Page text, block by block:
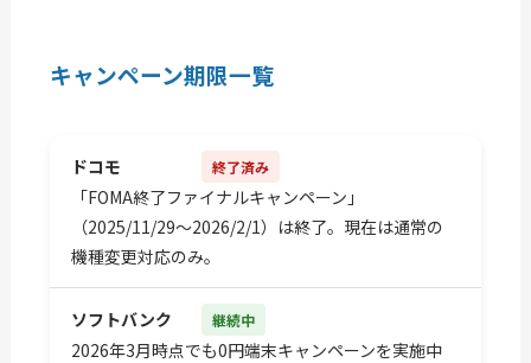
キャンペーン期限一覧
ドコモ 終了済み
「FOMA終了ファイナルキャンペーン」
（2025/11/29〜2026/2/1）は終了。現在は通常の
機種変更対応のみ。
ソフトバンク 継続中
2026年3月時点でも0円端末キャンペーンを実施中